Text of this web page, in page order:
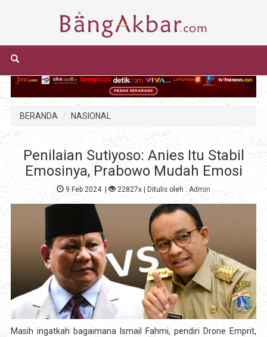
BERANDA NASIONAL
Penilaian Sutiyoso: Anies Itu Stabil
Emosinya, Prabowo Mudah Emosi
9 Feb 2024| 22827x| Ditulis oleh : Admin
Masih ingatkah bagaimana Ismail Fahmi, pendiri Drone Emprit,